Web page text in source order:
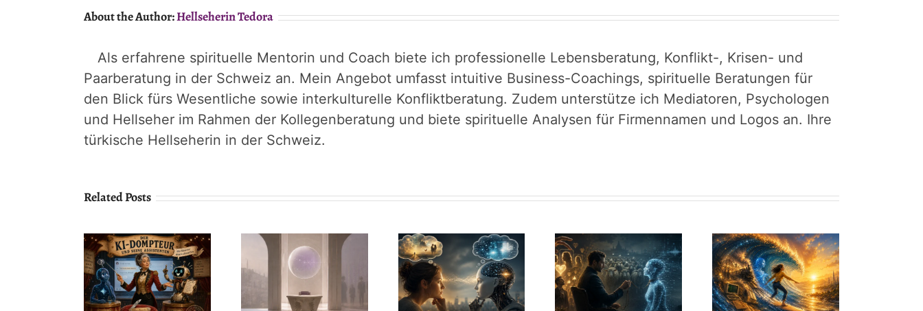
About the Author:Hellseherin Tedora
Als erfahrene spirituelle Mentorin und Coach biete ich professionelle Lebensberatung, Konflikt-, Krisen- und
Paarberatung in der Schweiz an. Mein Angebot umfasst intuitive Business-Coachings, spirituelle Beratungen für
den Blick fürs Wesentliche sowie interkulturelle Konfliktberatung. Zudem unterstütze ich Mediatoren, Psychologen
und Hellseher im Rahmen der Kollegenberatung und biete spirituelle Analysen für Firmennamen und Logos an. Ihre
türkische Hellseherin in der Schweiz.
Related Posts